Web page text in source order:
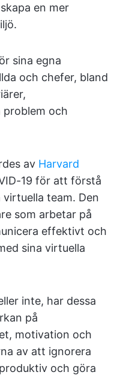
en mer
sina egna
och chefer, bland
och
av Harvard
19 för att förstå
team. Den
som arbetar på
effektivt och
sina virtuella
inte, har dessa
på
motivation och
av att ignorera
och göra